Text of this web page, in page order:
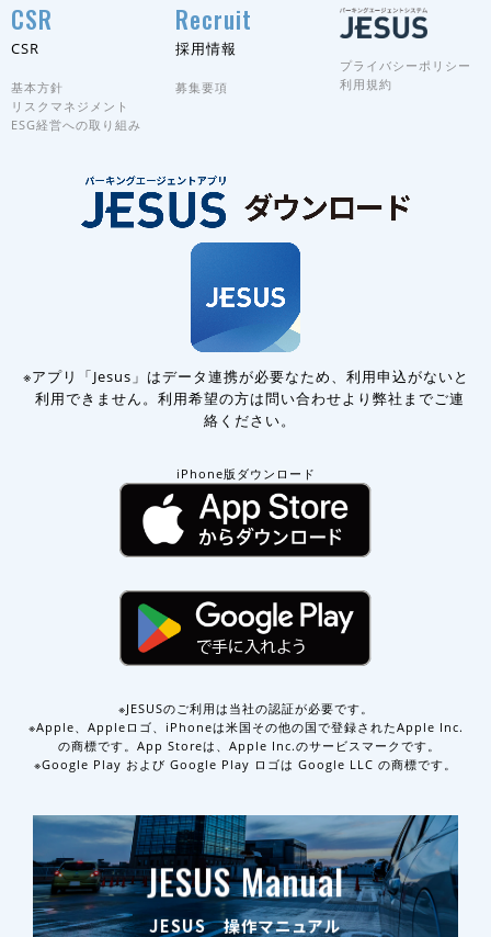
CSR
CSR
基本方針
リスクマネジメント
ESG経営への取り組み
Recruit
採用情報
募集要項
プライバシーポリシー
利用規約
※アプリ「Jesus」はデータ連携が必要なため、利用申込がないと
利用できません。 利用希望の方は問い合わせより弊社までご連
絡ください。
iPhone版ダウンロード
※JESUSのご利用は当社の認証が必要です。
※Apple、Appleロゴ、iPhoneは米国その他の国で登録されたApple Inc.
の商標です。App Storeは、Apple Inc.のサービスマークです。
※Google Play および Google Play ロゴは Google LLC の商標です。
JESUS Manual
JESUS 操作マニュアル